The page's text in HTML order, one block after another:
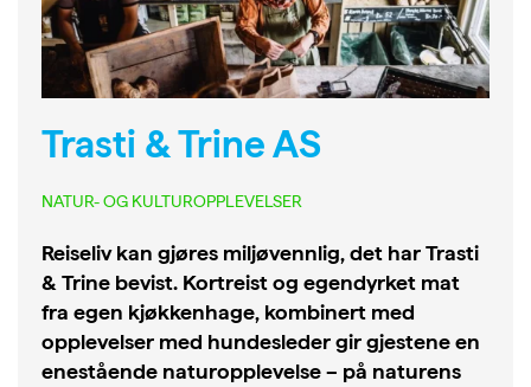
Trasti & Trine AS
NATUR- OG KULTUROPPLEVELSER
Reiseliv kan gjøres miljøvennlig, det har Trasti
& Trine bevist. Kortreist og egendyrket mat
fra egen kjøkkenhage, kombinert med
opplevelser med hundesleder gir gjestene en
enestående naturopplevelse – på naturens